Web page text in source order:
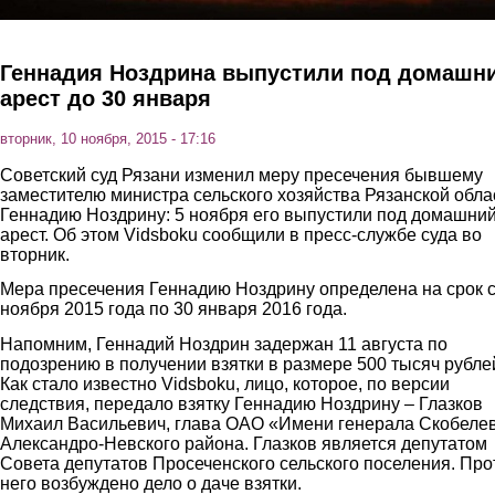
Геннадия Ноздрина выпустили под
арест до 30 января
вторник, 10 ноября, 2015 - 17:16
Советский суд Рязани изменил меру пресечения бывшему
заместителю министра сельского хозяйства Рязанской
Геннадию Ноздрину: 5 ноября его выпустили под
арест. Об этом Vidsboku сообщили в пресс-службе суда во
вторник.
Мера пресечения Геннадию Ноздрину определена на срок
ноября 2015 года по 30 января 2016 года.
Напомним, Геннадий Ноздрин задержан 11 августа по
подозрению в получении взятки в размере 500 тысяч
Как стало известно Vidsboku, лицо, которое, по версии
следствия, передало взятку Геннадию Ноздрину – Глазков
Михаил Васильевич, глава ОАО «Имени генерала
Александро-Невского района. Глазков является депутатом
Совета депутатов Просеченского сельского поселения.
него возбуждено дело о даче взятки.